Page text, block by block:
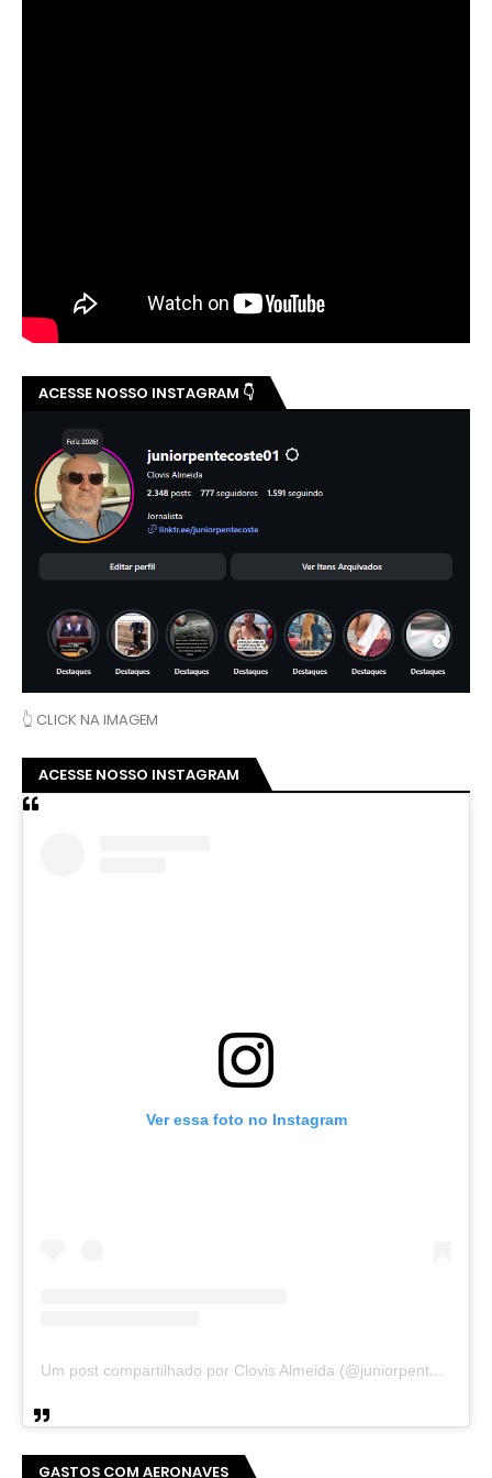
ACESSE NOSSO INSTAGRAM 👇
👆 CLICK NA IMAGEM
ACESSE NOSSO INSTAGRAM
Ver essa foto no Instagram
Um post compartilhado por Clovis Almeida (@juniorpentecoste01)
GASTOS COM AERONAVES